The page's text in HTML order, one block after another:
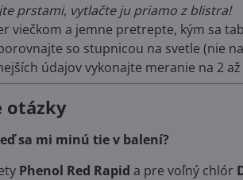
prstami, vytlačte ju priamo z blistra!
viečkom a jemne pretrepte, kým sa
so stupnicou na svetle (nie
údajov vykonajte meranie na 2
otázky
sa mi minú tie v balení?
Phenol Red Rapid a pre voľný chlór